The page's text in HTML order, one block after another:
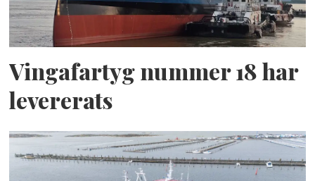
Vingafartyg nummer 18 har
levererats